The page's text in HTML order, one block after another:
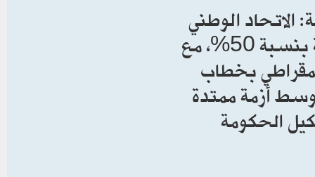
الاتحاد الوطني
يطالب بإنهاء “التفرد” وتقاسم المناصب الرئيسية بنسبة 50%، مع
بخطاب
أزمة ممتدة
عن تشكيل الحكومة